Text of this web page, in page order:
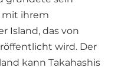
mit ihrem
Island, das von
wird. Der
kann Takahashis